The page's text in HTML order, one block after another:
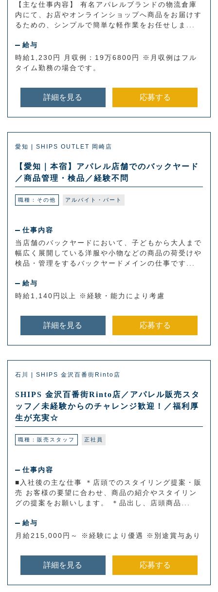
【主な仕事内容】 有名アパレルブランドの物流倉庫
内にて、お店やオンラインショップへ商品をお届けす
るための、シンプルで簡単な軽作業をお任せしま...
給与
時給1,230円 月収例：19万6800円 ※月収例はフル
タイム勤務の場合です。
詳細を見る 応募する
愛知 | SHIPS OUTLET 岡崎店
【愛知｜本宿】アパレル店舗でのバックヤード
／商品管理・検品／経験不問
職種：その他 アルバイト・パート
仕事内容
当店舗のバックヤードにおいて、子どもから大人まで
幅広く展開している洋服や小物などの商品の荷受けや
検品・管理をするバックヤードメインの仕事です...
給与
時給1,140円以上 ※経験・能力により考慮
詳細を見る 応募する
石川 | SHIPS 金沢百番街Rinto店
SHIPS 金沢百番街Rinto店／アパレル販売スタ
ッフ／未経験からのチャレンジ歓迎！／福利厚
生が充実☆
職種：販売スタッフ 正社員
仕事内容
■入社後の主な仕事 ＊店頭でのスタイリング提案・販
売 お客様の要望に合わせ、商品の紹介やスタイリン
グの提案をお願いします。 ＊品出し、店頭商品...
給与
月給215,000円～ ※経験により優遇 ※別途賞与あり
詳細を見る 応募する